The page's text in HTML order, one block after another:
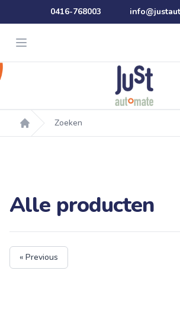
0416-768003
Open menu
Home
Zoeken
Alle producten
Products
« Previous